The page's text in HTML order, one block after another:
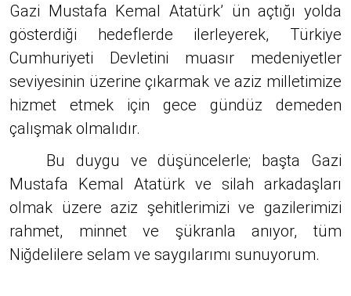
Gazi Mustafa Kemal Atatürk’ ün açtığı yolda
gösterdiği hedeflerde ilerleyerek, Türkiye
Cumhuriyeti Devletini muasır medeniyetler
seviyesinin üzerine çıkarmak ve aziz milletimize
hizmet etmek için gece gündüz demeden
çalışmak olmalıdır.
Bu duygu ve düşüncelerle; başta Gazi
Mustafa Kemal Atatürk ve silah arkadaşları
olmak üzere aziz şehitlerimizi ve gazilerimizi
rahmet, minnet ve şükranla anıyor, tüm
Niğdelilere selam ve saygılarımı sunuyorum.